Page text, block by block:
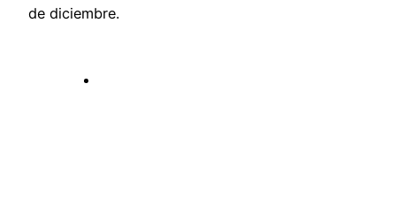
de diciembre.